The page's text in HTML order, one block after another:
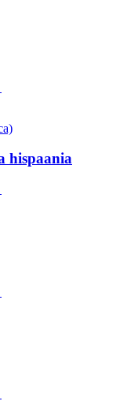
hispaania